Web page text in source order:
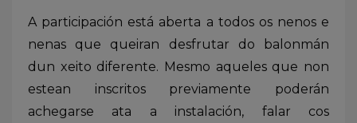
A participación está aberta a todos os nenos e
nenas que queiran desfrutar do balonmán
dun xeito diferente. Mesmo aqueles que non
estean inscritos previamente poderán
achegarse ata a instalación, falar cos